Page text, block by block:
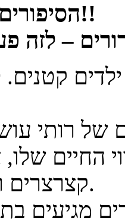
הסיפורים הראשונים שלי!!
ילדים
החיים
קצרצרים ומתוקים במיוחד.
מגיעים